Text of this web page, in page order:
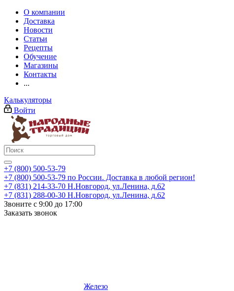
О компании
Доставка
Новости
Статьи
Рецепты
Обучение
Магазины
Контакты
...
Калькуляторы
Войти
+7 (800) 500-53-79
+7 (800) 500-53-79 по России. Доставка в любой регион!
+7 (831) 214-33-70 Н.Новгород, ул.Ленина, д.62
+7 (831) 288-00-30 Н.Новгород, ул.Ленина, д.62
Звоните с 9:00 до 17:00
Заказать звонок
Железо